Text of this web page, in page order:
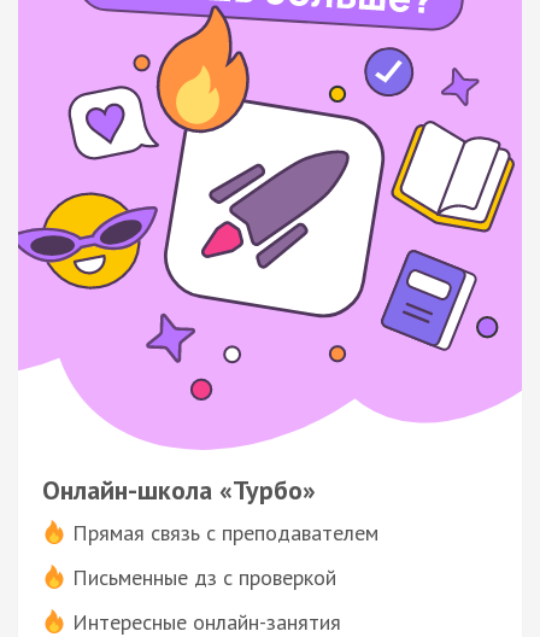
Онлайн-школа «Турбо»
Прямая связь с преподавателем
Письменные дз с проверкой
Интересные онлайн-занятия